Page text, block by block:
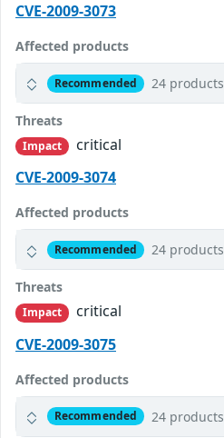
CVE-2009-3073
Affected products
Recommended 24 products
Threats
Impact
critical
CVE-2009-3074
Affected products
Recommended 24 products
Threats
Impact
critical
CVE-2009-3075
Affected products
Recommended 24 products